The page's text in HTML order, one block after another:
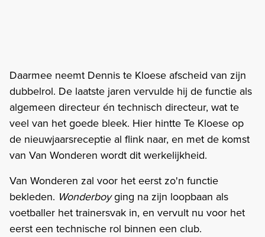
Daarmee neemt Dennis te Kloese afscheid van zijn
dubbelrol. De laatste jaren vervulde hij de functie als
algemeen directeur én technisch directeur, wat te
veel van het goede bleek. Hier hintte Te Kloese op
de nieuwjaarsreceptie al flink naar, en met de komst
van Van Wonderen wordt dit werkelijkheid.
Van Wonderen zal voor het eerst zo'n functie
bekleden. Wonderboyging na zijn loopbaan als
voetballer het trainersvak in, en vervult nu voor het
eerst een technische rol binnen een club.